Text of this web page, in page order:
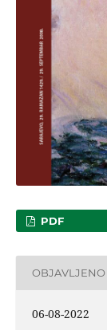
PDF
OBJAVLJENO
06-08-2022